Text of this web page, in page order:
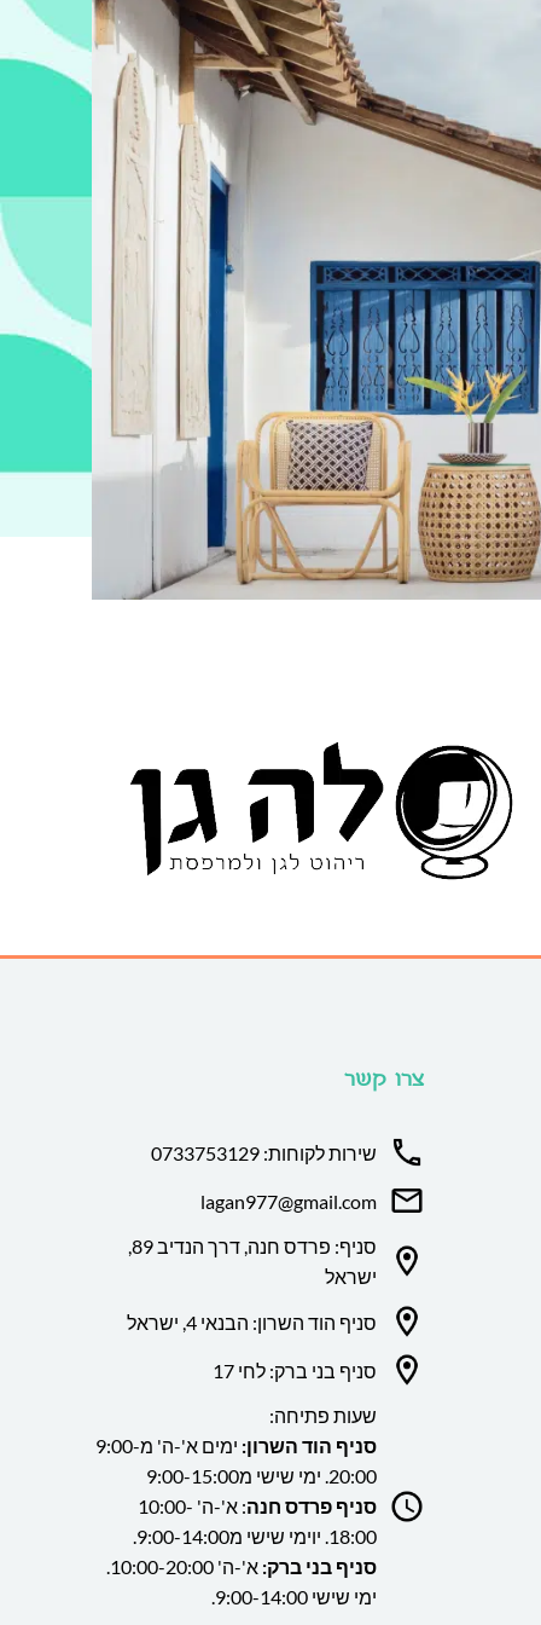
צרו קשר
שירות לקוחות: 0733753129
lagan977@gmail.com
סניף: פרדס חנה, דרך הנדיב 89,
ישראל
סניף הוד השרון: הבנאי 4, ישראל
סניף בני ברק: לחי 17
שעות פתיחה:
סניף הוד השרון:
ימים א'-ה' מ9:00-
20:00. ימי שישי מ9:00-15:00
סניף פרדס חנה
: א'-ה' 10:00-
18:00. יוימי שישי מ9:00-14:00.
סניף בני ברק:
א'-ה' 10:00-20:00.
ימי שישי 9:00-14:00.